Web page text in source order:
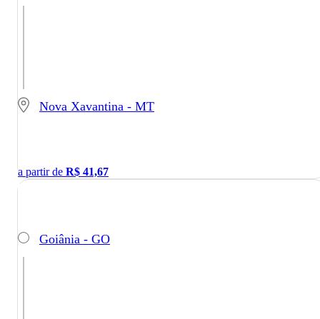
Nova Xavantina - MT
a partir de R$ 41,67
Goiânia - GO